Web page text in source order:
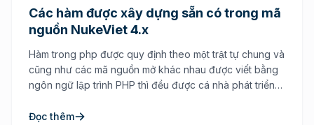
Các hàm được xây dựng sẵn có trong mã
nguồn NukeViet 4.x
Hàm trong php được quy định theo một trật tự chung và
cũng như các mã nguồn mở khác nhau được viết bằng
ngôn ngữ lập trình PHP thì đều được cá nhà phát triển
được sử dụng theo một cách riêng và nhất định. […]
Đọc thêm